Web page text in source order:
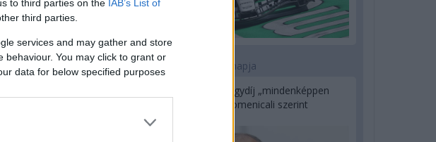
to third parties on the IAB’s List of
third parties.
services and may gather and store
behaviour. You may click to grant or
data for below specified purposes
hogy
lelépne
1 napja
Az F1-es Német Nagydíj „mindenképpen
megvalósul” Domenicali szerint